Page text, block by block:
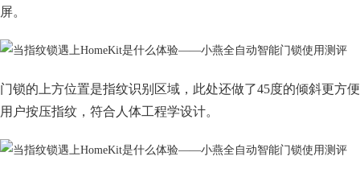
屏。
门锁的上方位置是指纹识别区域，此处还做了45度的倾斜更方便
用户按压指纹，符合人体工程学设计。